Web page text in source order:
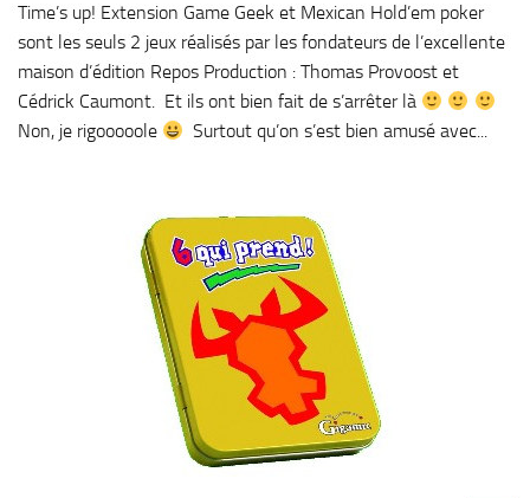
Time’s up! Extension Game Geek et Mexican Hold’em poker
sont les seuls 2 jeux réalisés par les fondateurs de l’excellente
maison d’édition Repos Production : Thomas Provoost et
Cédrick Caumont. Et ils ont bien fait de s’arrêter là
Non, je rigooooole
Surtout qu’on s’est bien amusé avec...